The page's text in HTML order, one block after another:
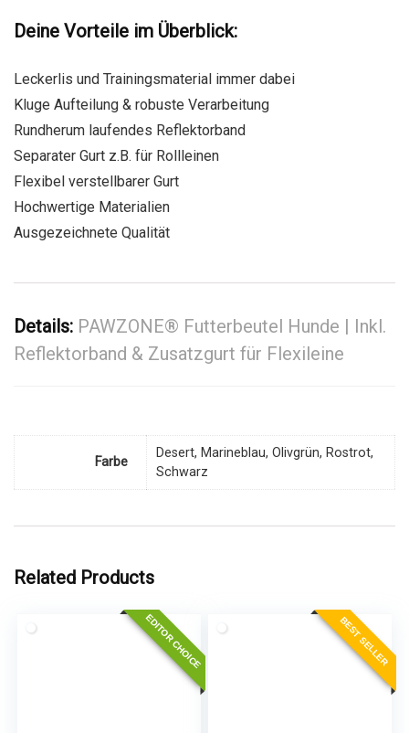
Deine Vorteile im Überblick:
Leckerlis und Trainingsmaterial immer dabei
Kluge Aufteilung & robuste Verarbeitung
Rundherum laufendes Reflektorband
Separater Gurt z.B. für Rollleinen
Flexibel verstellbarer Gurt
Hochwertige Materialien
Ausgezeichnete Qualität
Details: PAWZONE® Futterbeutel Hunde | Inkl.
Reflektorband & Zusatzgurt für Flexileine
Farbe
Desert, Marineblau, Olivgrün, Rostrot,
Schwarz
Related Products
EDITOR CHOICE BEST SELLER